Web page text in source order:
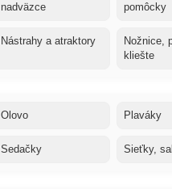
nadväzce
pomôcky
Nástrahy a atraktory
Nožnice,
kliešte
Olovo Plaváky
Sedačky Sieťky,